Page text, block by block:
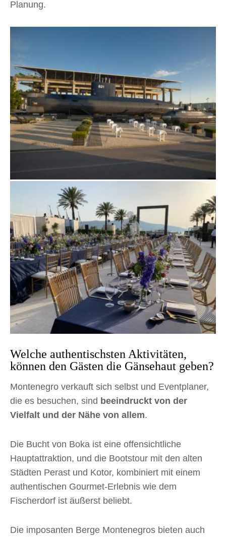
Planung.
Welche authentischsten Aktivitäten,
können den Gästen die Gänsehaut geben?
Montenegro verkauft sich selbst und Eventplaner,
die es besuchen, sind beeindruckt von der
Vielfalt und der Nähe von allem.
Die Bucht von Boka ist eine offensichtliche
Hauptattraktion, und die Bootstour mit den alten
Städten Perast und Kotor, kombiniert mit einem
authentischen Gourmet-Erlebnis wie dem
Fischerdorf ist äußerst beliebt.
Die imposanten Berge Montenegros bieten auch